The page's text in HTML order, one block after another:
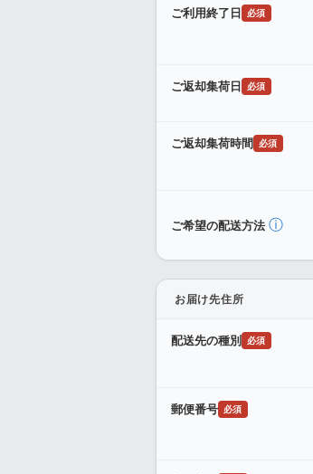
ご利用終了日 必須
ご返却集荷日 必須
ご返却集荷時間 必須
ご希望の配送方法 ⓘ
お届け先住所
配送先の種別 必須
郵便番号 必須